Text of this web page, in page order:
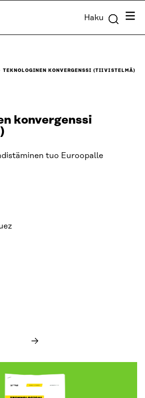
Haku
TEKNOLOGINEN KONVERGENSSI (TIIVISTELMÄ)
konvergenssi
tuo Euroopalle